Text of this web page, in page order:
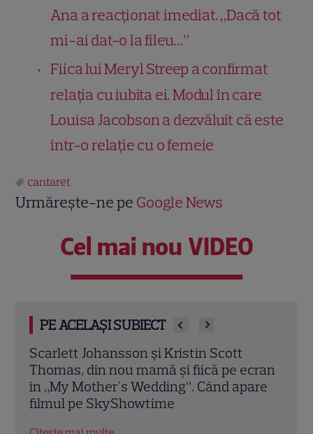
Ana a reacționat imediat. „Dacă tot
mi-ai dat-o la fileu…”
Fiica lui Meryl Streep a confirmat
relația cu iubita ei. Modul în care
Louisa Jacobson a dezvăluit că este
într-o relație cu o femeie
cantaret
Urmărește-ne pe Google News
Cel mai nou VIDEO
PE ACELAȘI SUBIECT
Jamie Campbell Bower, starul din
„Stranger Things”, intră în universul
„Stăpânul Inelelor”. Ce rol legendar va
interpreta în sezonul 3